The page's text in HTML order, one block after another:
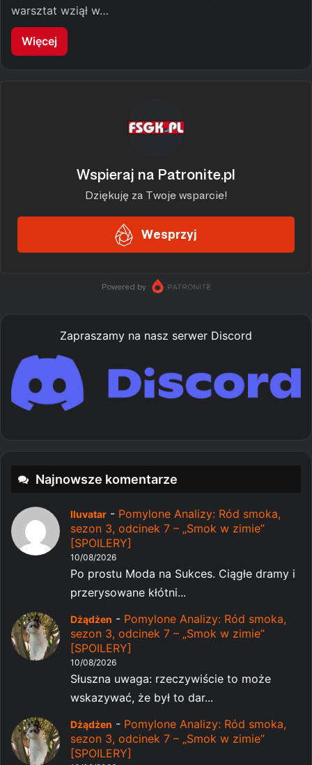
warsztat wziął w…
Więcej
Zapraszamy na nasz serwer Discord
Najnowsze komentarze
Iluvatar - Pomylone Analizy: Ród smoka,
sezon 3, odcinek 7 – „Smok w zimie”
[SPOILERY]
10/08/2026
Po prostu Moda na Sukces. Ciągłe dramy i
przerysowane kłótni...
Dżądżen - Pomylone Analizy: Ród smoka,
sezon 3, odcinek 7 – „Smok w zimie”
[SPOILERY]
10/08/2026
Słuszna uwaga: rzeczywiście to może
wskazywać, że był to dar...
Dżądżen - Pomylone Analizy: Ród smoka,
sezon 3, odcinek 7 – „Smok w zimie”
[SPOILERY]